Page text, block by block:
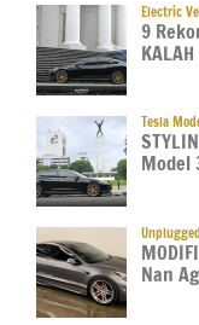
Electric
9
KALAH
Tesla
Model
Nan